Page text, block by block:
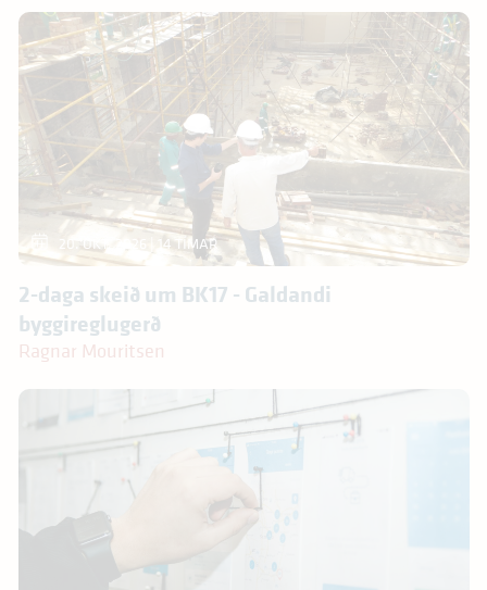
20. OKT. 2026 | 14 TÍMAR
2-daga skeið um BK17 - Galdandi
byggireglugerð
Ragnar Mouritsen